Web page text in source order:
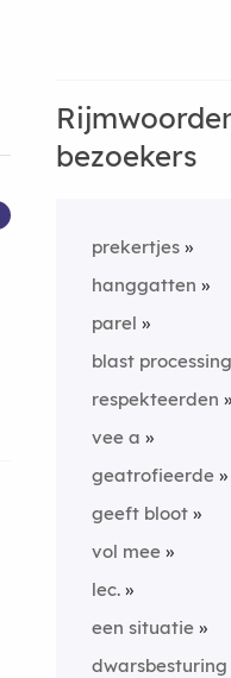
bezoekers
prekertjes
hanggatten
parel
blast processing
respekteerden
vee a
geatrofieerde
geeft bloot
vol mee
lec.
een situatie
dwarsbesturing